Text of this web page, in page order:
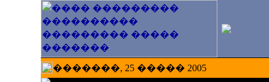
�������, 25 ����� 2005